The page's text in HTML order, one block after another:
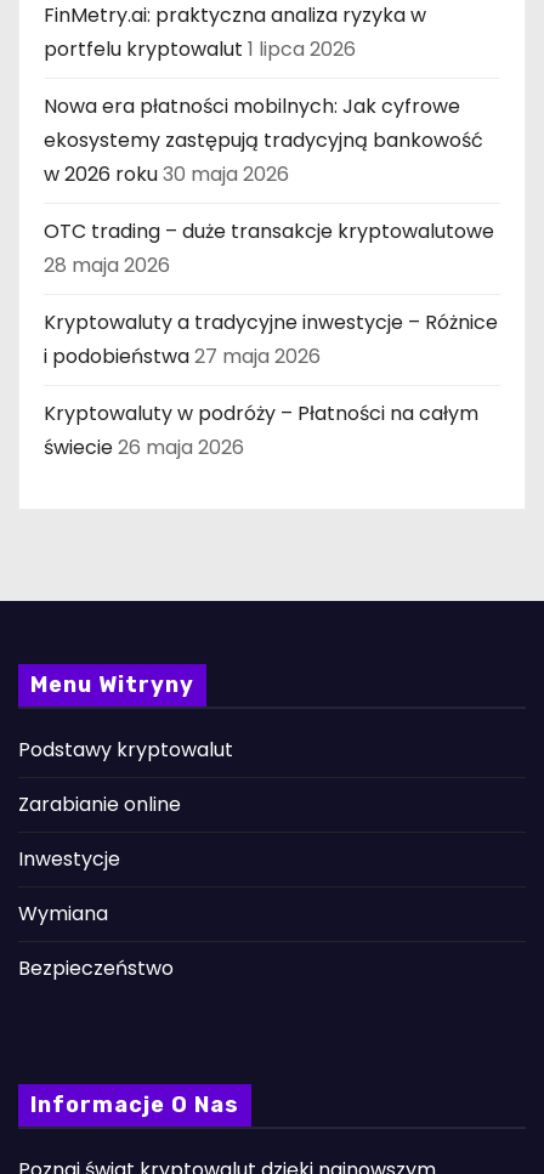
FinMetry.ai: praktyczna analiza ryzyka w
portfelu kryptowalut 1 lipca 2026
Nowa era płatności mobilnych: Jak cyfrowe
ekosystemy zastępują tradycyjną bankowość
w 2026 roku30 maja 2026
OTC trading – duże transakcje kryptowalutowe
28 maja 2026
Kryptowaluty a tradycyjne inwestycje – Różnice
i podobieństwa27 maja 2026
Kryptowaluty w podróży – Płatności na całym
świecie26 maja 2026
Menu Witryny
Podstawy kryptowalut
Zarabianie online
Inwestycje
Wymiana
Bezpieczeństwo
Informacje O Nas